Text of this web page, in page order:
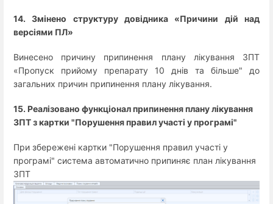
14. Змінено структуру довідника «Причини дій над
версіями ПЛ»
Винесено причину припинення плану лікування ЗПТ
«Пропуск прийому препарату 10 днів та більше" до
загальних причин припинення плану лікування.
15. Реалізовано функціонал припинення плану лікування
ЗПТ з картки "Порушення правил участі у програмі"
При збережені картки "Порушення правил участі у
програмі" система автоматично припиняє план лікування
ЗПТ